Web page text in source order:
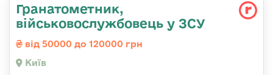
Гранатометник,
військовослужбовець у ЗСУ
від 50000 до 120000 грн
Київ